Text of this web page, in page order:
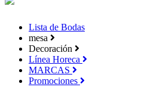
Lista de Bodas
mesa
Decoración
Línea Horeca
MARCAS
Promociones